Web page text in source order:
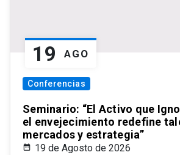
19 AGO
Conferencias
Seminario: “El Activo que
el envejecimiento redefine
mercados y estrategia”
19 de Agosto de 2026